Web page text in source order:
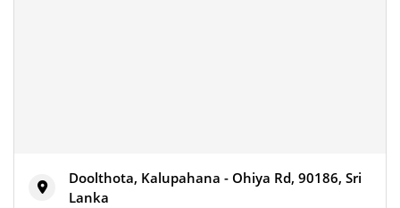
Doolthota, Kalupahana - Ohiya Rd, 90186, Sri
Lanka